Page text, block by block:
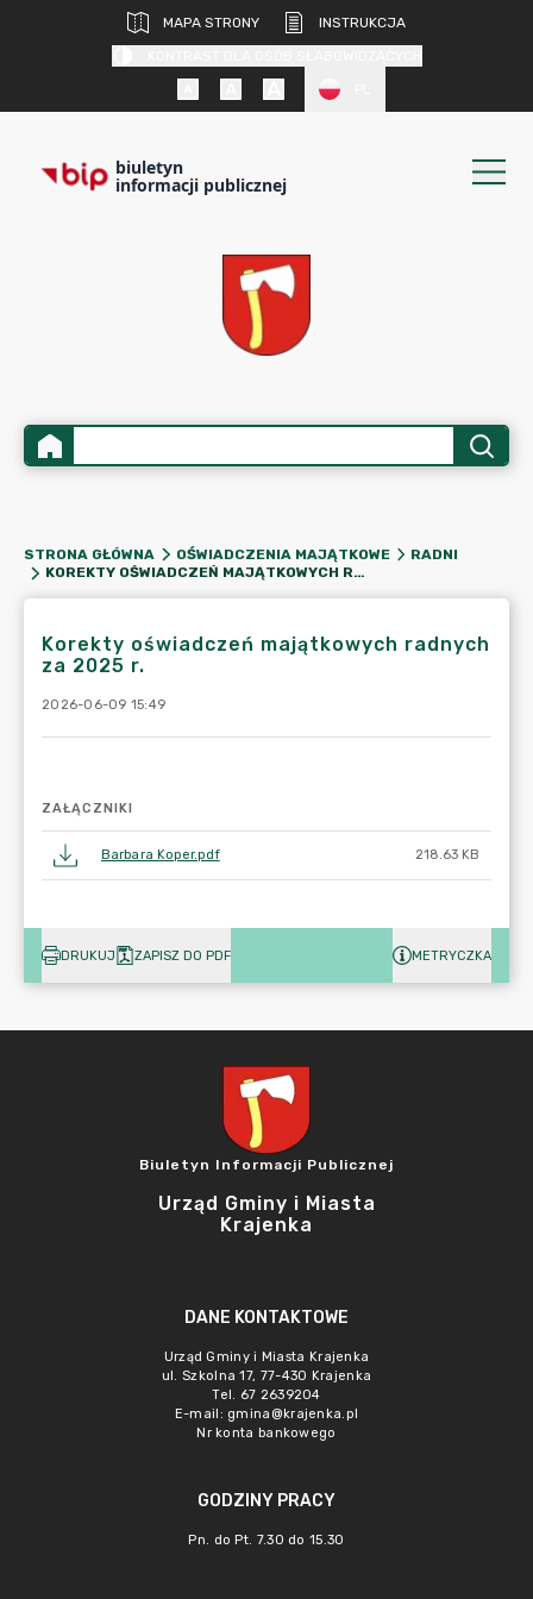
MAPA STRONY
INSTRUKCJA
biuletyn
informacji publicznej
STRONA GŁÓWNA OŚWIADCZENIA MAJĄTKOWE
RADNI
KOREKTY OŚWIADCZEŃ MAJĄTKOWYCH RADNYCH ZA 2025 R.
Korekty oświadczeń majątkowych radnych
za 2025 r.
2026-06-09 15:49
ZAŁĄCZNIKI
Barbara Koper.pdf 218.63 KB
DRUKUJ ZAPISZ DO PDF METRYCZKA
Biuletyn Informacji Publicznej
Urząd Gminy i Miasta
Krajenka
DANE KONTAKTOWE
Urząd Gminy i Miasta Krajenka
ul. Szkolna 17, 77-430 Krajenka
Tel. 67 2639204
E-mail: gmina@krajenka.pl
Nr konta bankowego
GODZINY PRACY
Pn. do Pt. 7.30 do 15.30